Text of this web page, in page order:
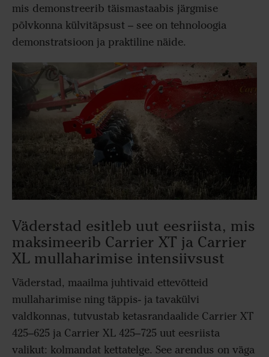
mis demonstreerib täismastaabis järgmise
põlvkonna külvitäpsust – see on tehnoloogia
demonstratsioon ja praktiline näide.
Väderstad esitleb uut eesriista, mis
maksimeerib Carrier XT ja Carrier
XL mullaharimise intensiivsust
Väderstad, maailma juhtivaid ettevõtteid
mullaharimise ning täppis- ja tavakülvi
valdkonnas, tutvustab ketasrandaalide Carrier XT
425–625 ja Carrier XL 425–725 uut eesriista
valikut: kolmandat kettatelge. See arendus on väga